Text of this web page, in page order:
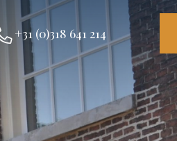
+31 (0)318 641 214